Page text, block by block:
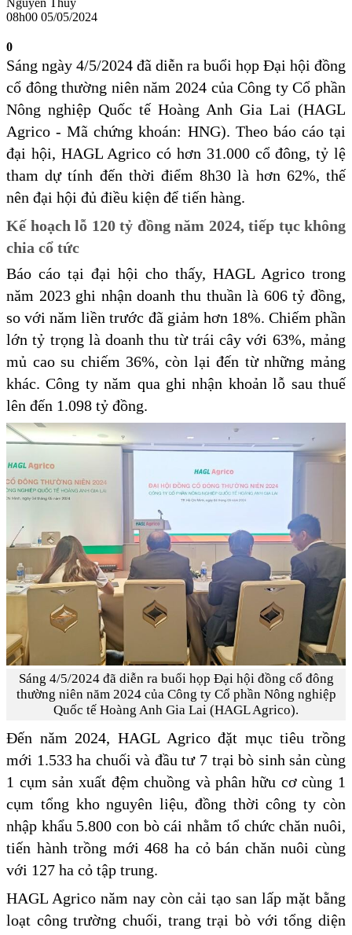
Nguyễn Thùy
08h00 05/05/2024
0
Sáng ngày 4/5/2024 đã diễn ra buổi họp Đại hội đồng
cổ đông thường niên năm 2024 của Công ty Cổ phần
Nông nghiệp Quốc tế Hoàng Anh Gia Lai (HAGL
Agrico - Mã chứng khoán: HNG). Theo báo cáo tại
đại hội, HAGL Agrico có hơn 31.000 cổ đông, tỷ lệ
tham dự tính đến thời điểm 8h30 là hơn 62%, thế
nên đại hội đủ điều kiện để tiến hàng.
Kế hoạch lỗ 120 tỷ đồng năm 2024, tiếp tục không
chia cổ tức
Báo cáo tại đại hội cho thấy, HAGL Agrico trong
năm 2023 ghi nhận doanh thu thuần là 606 tỷ đồng,
so với năm liền trước đã giảm hơn 18%. Chiếm phần
lớn tỷ trọng là doanh thu từ trái cây với 63%, mảng
mủ cao su chiếm 36%, còn lại đến từ những mảng
khác. Công ty năm qua ghi nhận khoản lỗ sau thuế
lên đến 1.098 tỷ đồng.
Sáng 4/5/2024 đã diễn ra buổi họp Đại hội đồng cổ đông
thường niên năm 2024 của Công ty Cổ phần Nông nghiệp
Quốc tế Hoàng Anh Gia Lai (HAGL Agrico).
Đến năm 2024, HAGL Agrico đặt mục tiêu trồng
mới 1.533 ha chuối và đầu tư 7 trại bò sinh sản cùng
1 cụm sản xuất đệm chuồng và phân hữu cơ cùng 1
cụm tổng kho nguyên liệu, đồng thời công ty còn
nhập khẩu 5.800 con bò cái nhằm tổ chức chăn nuôi,
tiến hành trồng mới 468 ha cỏ bán chăn nuôi cùng
với 127 ha cỏ tập trung.
HAGL Agrico năm nay còn cải tạo san lấp mặt bằng
loạt công trường chuối, trang trại bò với tổng diện